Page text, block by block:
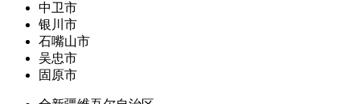
中卫市
银川市
石嘴山市
吴忠市
固原市